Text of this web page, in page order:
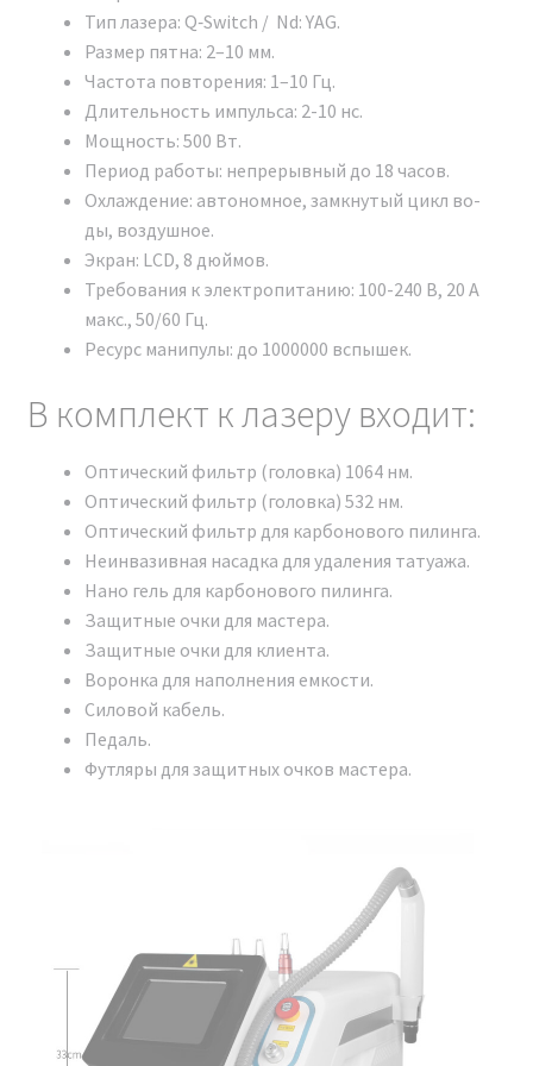
Из-за популярности многофункционального
аппарата Неодимовый лазер Nd:YAG Y9 Модельный
ряд 2024 г. на рынке появилось значительное
количество подделок. Несмотря на схожий внешний
вид с оригиналом, эти поддельные
косметологические аппараты не обладают
заявленными характеристиками. Чтобы избежать
разочарования и получить качественное устройство,
рекомендуем покупать только проверенные
оригинальные модели.
Для легкой проверки аутентичности аппарата можно
расположенного обычно над экраном устройства.
Достаточно приложить свой телефон к этому чипу.
Если аппарат является оригинальным, на экране
смартфона появится зеленая галочка, что будет
свидетельствовать об его подлинности и
соответствии заявленным характеристикам.
Мы официальный представитель
Тип лазера: Q‑Switch / Nd: YAG.
Размер пятна: 2–10 мм.
Частота повторения: 1–10 Гц.
Длительность импульса: 2-10 нс.
Мощность: 500 Вт.
Период работы: неп­ре­рыв­ный до 18 ча­сов.
Охлаждение: ав­то­ном­ное, зам­кну­тый цикл во­
ды, воз­душное.
Экран: LCD, 8 дюймов.
Требования к электропитанию: 100-240 В, 20 А
макс., 50/60 Гц.
Ресурс манипулы: до 1000000 вспышек.
В комплект к лазеру входит:
Оптический фильтр (головка) 1064 нм.
Оптический фильтр (головка) 532 нм.
Оптический фильтр для карбонового пилинга.
Неинвазивная насадка для удаления татуажа.
Нано гель для карбонового пилинга.
Защитные очки для мастера.
Защитные очки для клиента.
Воронка для наполнения емкости.
Силовой кабель.
Педаль.
Футляры для защитных очков мастера.